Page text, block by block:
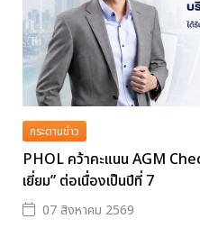
กระดานข่าว
PHOL คว้าคะแนน AGM
เยี่ยม” ต่อเนื่องเป็นปีที่ 7
07 สิงหาคม 2569